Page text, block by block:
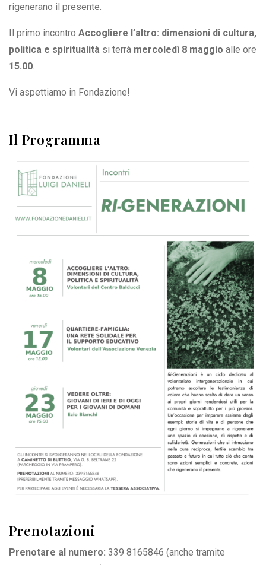
rigenerano il presente.
Il primo incontro Accogliere l’altro: dimensioni di cultura,
politica e spiritualità si terrà mercoledì 8 maggio alle ore
15.00
Vi aspettiamo in Fondazione!
Il Programma
Prenotazioni
Prenotare al numero: 339 8165846 (anche tramite